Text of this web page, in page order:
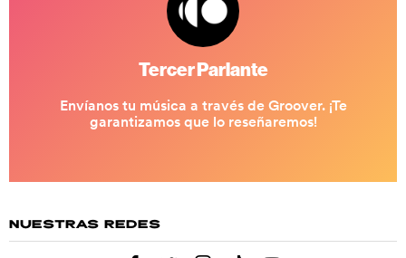
NUESTRAS REDES